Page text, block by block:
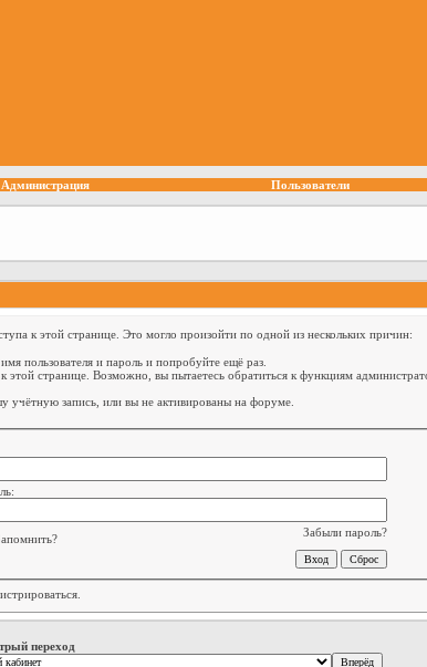
Администрация Пользователи
к этой странице. Это могло произойти по одной из нескольких причин:
пользователя и пароль и попробуйте ещё раз.
этой странице. Возможно, вы пытаетесь обратиться к функциям
учётную запись, или вы не активированы на форуме.
Забыли пароль?
.
переход